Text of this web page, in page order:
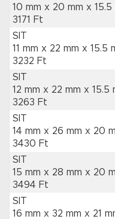
10 mm x 20 mm x 15.5
3171 Ft
SIT
11 mm x 22 mm x 15.5
3232 Ft
SIT
12 mm x 22 mm x 15.5
3263 Ft
SIT
14 mm x 26 mm x 20
3430 Ft
SIT
15 mm x 28 mm x 20
3494 Ft
SIT
16 mm x 32 mm x 21